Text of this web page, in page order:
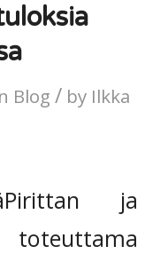
Blog / by Ilkka
ja